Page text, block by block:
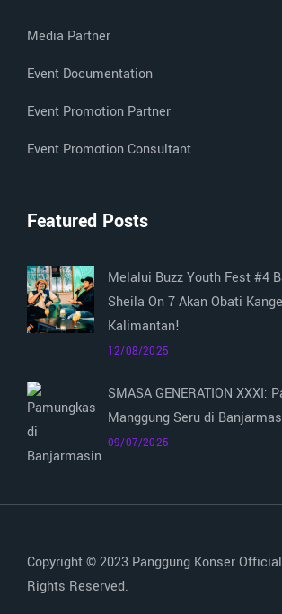
Media Partner
Event Documentation
Event Promotion Partner
Event Promotion Consultant
Featured Posts
Melalui Buzz Youth Fest #4
Sheila On 7 Akan Obati
Kalimantan!
12/08/2025
SMASA GENERATION XXXI:
Manggung Seru di
09/07/2025
Copyright © 2023 Panggung Konser
Rights Reserved.